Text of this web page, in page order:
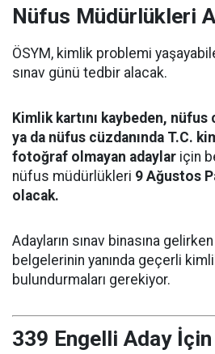
Nüfus Müdürlükleri
ÖSYM, kimlik problemi
sınav günü tedbir alacak.
Kimlik kartını kaybeden, nüfus
ya da nüfus cüzdanında T.C.
fotoğraf olmayan adaylar için
nüfus müdürlükleri 9 Ağustos
olacak.
Adayların sınav binasına
belgelerinin yanında geçerli
bulundurmaları gerekiyor.
339 Engelli Aday İçin